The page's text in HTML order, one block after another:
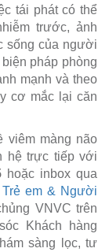
tái phát có thể
trước, ảnh
sống của người
pháp phòng
mạnh và theo
cơ mắc lại căn
viêm màng não
hệ trực tiếp với
hoặc inbox qua
em & Người
VNVC trên
Khách hàng
sàng lọc, tư